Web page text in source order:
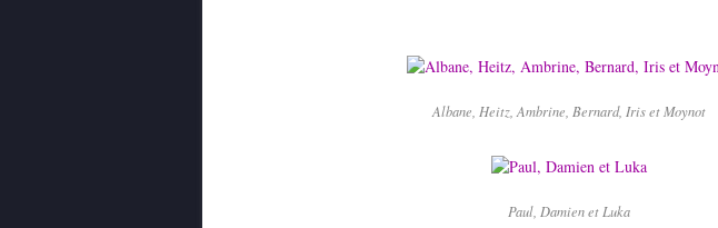
Albane, Heitz, Ambrine, Bernard, Iris et Moynot
Paul, Damien et Luka